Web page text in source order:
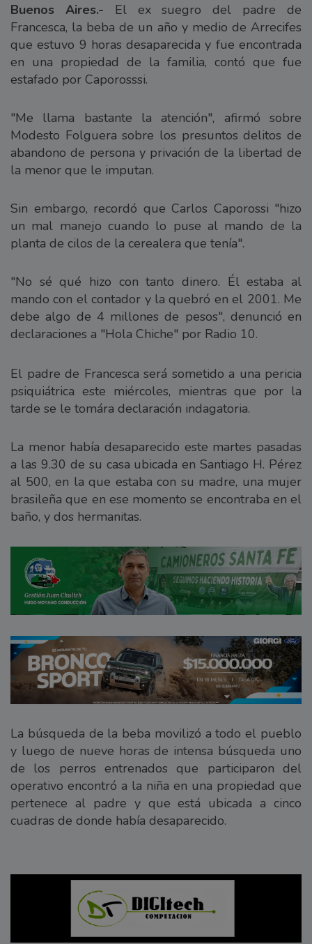
Buenos Aires.- El ex suegro del padre de
Francesca, la beba de un año y medio de Arrecifes
que estuvo 9 horas desaparecida y fue encontrada
en una propiedad de la familia, contó que fue
estafado por Caporosssi.
"Me llama bastante la atención", afirmó sobre
Modesto Folguera sobre los presuntos delitos de
abandono de persona y privación de la libertad de
la menor que le imputan.
Sin embargo, recordó que Carlos Caporossi "hizo
un mal manejo cuando lo puse al mando de la
planta de cilos de la cerealera que tenía".
"No sé qué hizo con tanto dinero. Él estaba al
mando con el contador y la quebró en el 2001. Me
debe algo de 4 millones de pesos", denunció en
declaraciones a "Hola Chiche" por Radio 10.
El padre de Francesca será sometido a una pericia
psiquiátrica este miércoles, mientras que por la
tarde se le tomára declaración indagatoria.
La menor había desaparecido este martes pasadas
a las 9.30 de su casa ubicada en Santiago H. Pérez
al 500, en la que estaba con su madre, una mujer
brasileña que en ese momento se encontraba en el
baño, y dos hermanitas.
La búsqueda de la beba movilizó a todo el pueblo
y luego de nueve horas de intensa búsqueda uno
de los perros entrenados que participaron del
operativo encontró a la niña en una propiedad que
pertenece al padre y que está ubicada a cinco
cuadras de donde había desaparecido.